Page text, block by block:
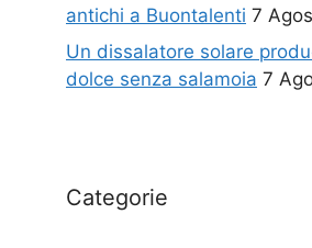
antichi a Buontalenti 7
Un dissalatore solare
dolce senza salamoia 7
Categorie